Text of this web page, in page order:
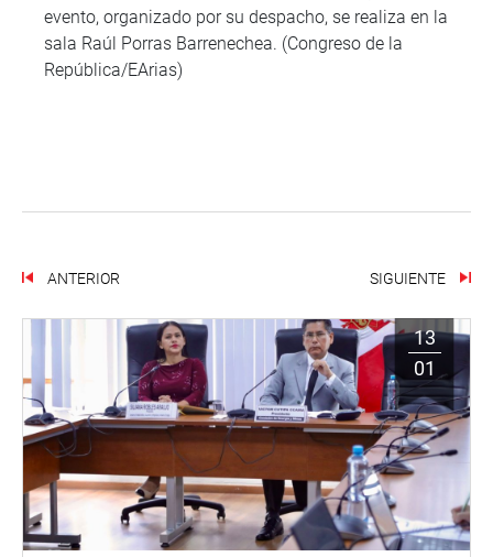
evento, organizado por su despacho, se realiza en la
sala Raúl Porras Barrenechea. (Congreso de la
República/EArias)
ANTERIOR SIGUIENTE
13
01